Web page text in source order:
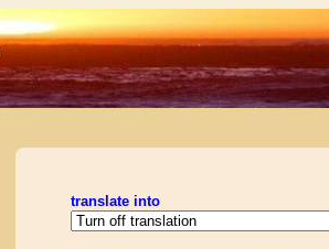
translate into